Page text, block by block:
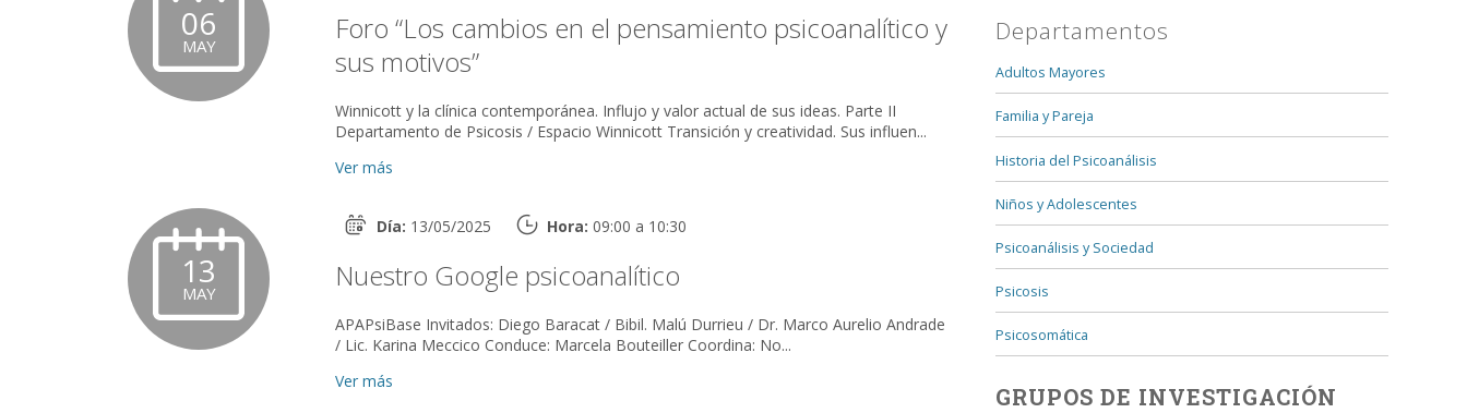
06
MAY
Foro “Los cambios en el pensamiento psicoanalítico y
sus motivos”
Winnicott y la clínica contemporánea. Influjo y valor actual de sus ideas. Parte II
Departamento de Psicosis / Espacio Winnicott Transición y creatividad. Sus influen...
Ver más
13
MAY
Día: 13/05/2025 Hora: 09:00 a 10:30
Nuestro Google psicoanalítico
APAPsiBase Invitados: Diego Baracat / Bibil. Malú Durrieu / Dr. Marco Aurelio Andrade
/ Lic. Karina Meccico Conduce: Marcela Bouteiller Coordina: No...
Ver más
Departamentos
Adultos Mayores
Familia y Pareja
Historia del Psicoanálisis
Niños y Adolescentes
Psicoanálisis y Sociedad
Psicosis
Psicosomática
GRUPOS DE INVESTIGACIÓN